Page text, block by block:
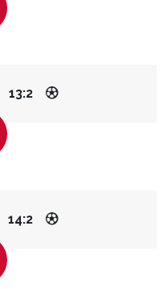
13:2
14:2